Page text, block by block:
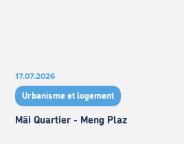
17.07.2026
Urbanisme et logement
Mäi Quartier - Meng Plaz